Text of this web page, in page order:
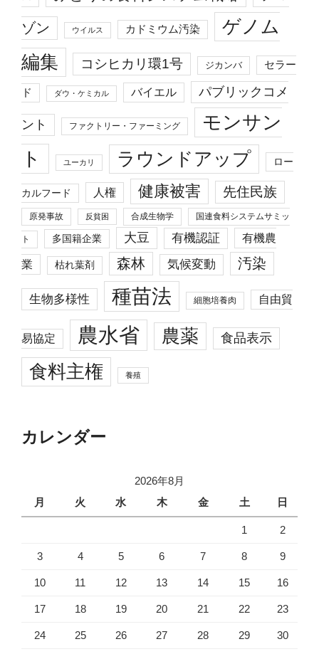
ゾン ウイルス カドミウム汚染
ゲノム
編集
コシヒカリ環1号 ジカンバ セラー
ド ダウ・ケミカル バイエル パブリックコメ
ント ファクトリー・ファーミング
モンサン
ト
ユーカリ ラウンドアップ ロー
カルフード 人権 健康被害 先住民族
原発事故 反貧困 合成生物学 国連食料システムサミッ
ト 多国籍企業 大豆 有機認証 有機農
業 枯れ葉剤 森林 気候変動 汚染
生物多様性 種苗法 細胞培養肉 自由貿
易協定 農水省 農薬 食品表示
食料主権 養殖
カレンダー
2026年8月
月
火 水 木 金 土 日
1 2
3 4 5 6 7 8 9
10 11 12 13 14 15 16
17 18 19 20 21 22 23
24 25 26 27 28 29 30